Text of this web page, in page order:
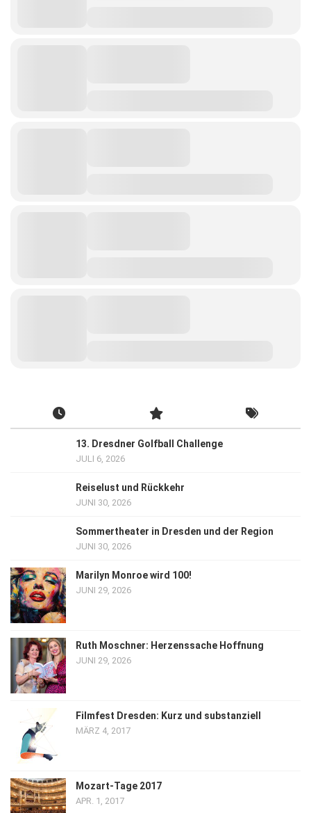
13. Dresdner Golfball Challenge
JULI 6, 2026
Reiselust und Rückkehr
JUNI 30, 2026
Sommertheater in Dresden und der Region
JUNI 30, 2026
Marilyn Monroe wird 100!
JUNI 29, 2026
Ruth Moschner: Herzenssache Hoffnung
JUNI 29, 2026
Filmfest Dresden: Kurz und substanziell
MÄRZ 4, 2017
Mozart-Tage 2017
APR. 1, 2017